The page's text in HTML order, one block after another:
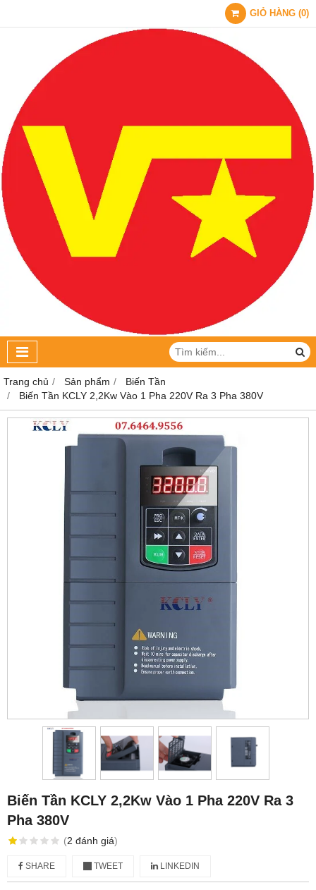
GIỎ HÀNG (0)
Trang chủ Sản phẩm
Biến Tần
Biến Tần KCLY 2,2Kw Vào 1 Pha 220V Ra 3 Pha 380V
Biến Tần KCLY 2,2Kw Vào 1 Pha 220V Ra 3
Pha 380V
(2 đánh giá)
SHARE TWEET LINKEDIN